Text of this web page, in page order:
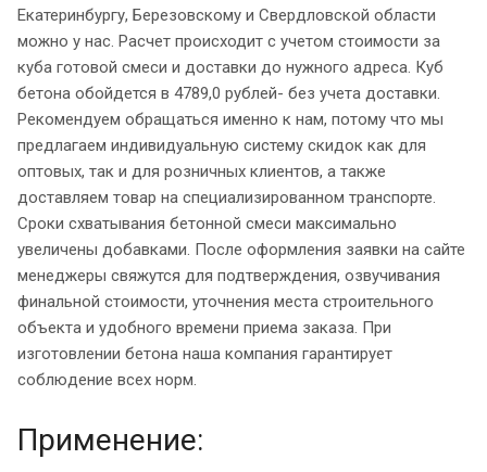
Екатеринбургу, Березовскому и Свердловской области
можно у нас. Расчет происходит с учетом стоимости за
куба готовой смеси и доставки до нужного адреса. Куб
бетона обойдется в 4789,0 рублей- без учета доставки.
Рекомендуем обращаться именно к нам, потому что мы
предлагаем индивидуальную систему скидок как для
оптовых, так и для розничных клиентов, а также
доставляем товар на специализированном транспорте.
Сроки схватывания бетонной смеси максимально
увеличены добавками. После оформления заявки на сайте
менеджеры свяжутся для подтверждения, озвучивания
финальной стоимости, уточнения места строительного
объекта и удобного времени приема заказа. При
изготовлении бетона наша компания гарантирует
соблюдение всех норм.
Применение: